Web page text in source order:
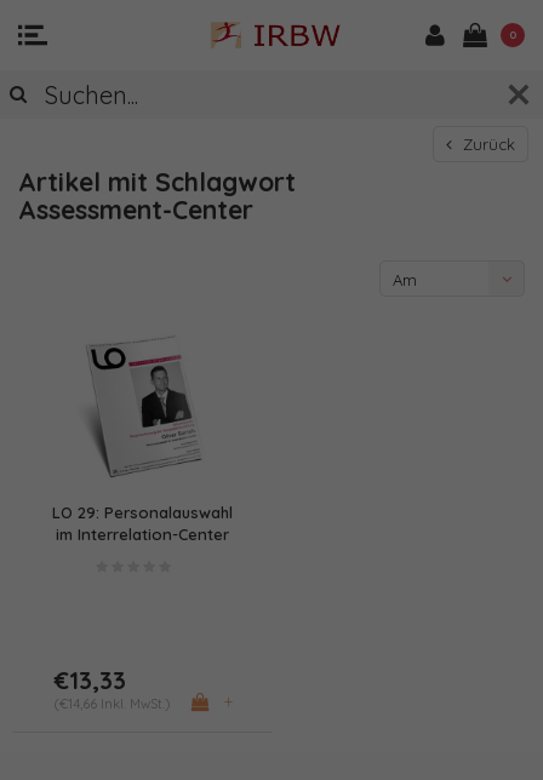
0
Zurück
Artikel mit Schlagwort
Assessment-Center
Am
LO 29: Personalauswahl
im Interrelation-Center
€13,33
(€14,66 Inkl. MwSt.) +